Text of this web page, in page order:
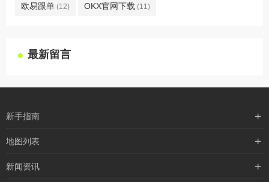
欧易跟单 (12) OKX官网下载 (11)
最新留言
新手指南
购买流程
地图列表
最新文章
新闻资讯